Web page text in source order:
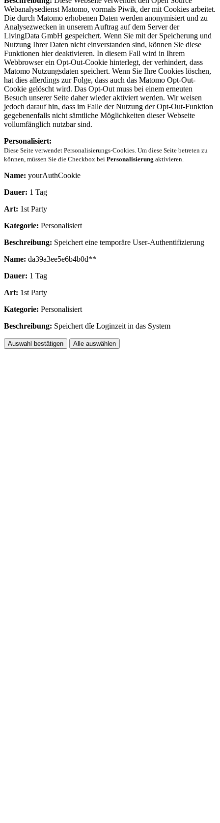
Webanalysedienst Matomo, vormals Piwik, der mit Cookies arbeitet.
Die durch Matomo erhobenen Daten werden anonymisiert und zu
Analysezwecken in unserem Auftrag auf dem Server der
LivingData GmbH gespeichert. Wenn Sie mit der Speicherung und
Nutzung Ihrer Daten nicht einverstanden sind, können Sie diese
Funktionen hier deaktivieren. In diesem Fall wird in Ihrem
Webbrowser ein Opt-Out-Cookie hinterlegt, der verhindert, dass
Matomo Nutzungsdaten speichert. Wenn Sie Ihre Cookies löschen,
hat dies allerdings zur Folge, dass auch das Matomo Opt-Out-
Cookie gelöscht wird. Das Opt-Out muss bei einem erneuten
Besuch unserer Seite daher wieder aktiviert werden. Wir weisen
jedoch darauf hin, dass im Falle der Nutzung der Opt-Out-Funktion
gegebenenfalls nicht sämtliche Möglichkeiten dieser Webseite
vollumfänglich nutzbar sind.
Personalisiert:
Diese Seite verwendet Personalisierungs-Cookies. Um diese Seite betreten zu
können, müssen Sie die Checkbox bei Personalisierung aktivieren.
Name: yourAuthCookie
Dauer: 1 Tag
Art: 1st Party
Kategorie: Personalisiert
Beschreibung: Speichert eine temporäre User-Authentifizierung
Name: da39a3ee5e6b4b0d**
Dauer: 1 Tag
Art: 1st Party
Kategorie: Personalisiert
Beschreibung: Speichert dîe Loginzeit in das System
Auswahl bestätigen Alle auswählen